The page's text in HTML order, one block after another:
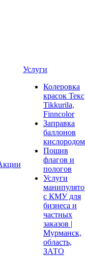
Услуги
Колеровка
красок
Tikkurila,
Finncolor
Заправка
баллонов
кислородом
Пошив
флагов и
пологов
Услуги
с КМУ для
бизнеса и
частных
заказов |
Мурманск,
область,
ЗАТО